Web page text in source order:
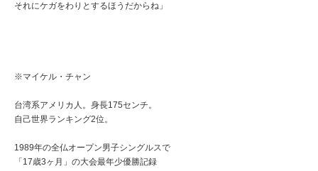
それにケガをわりとするほうだからね」
※マイケル・チャン
台湾系アメリカ人。身長175センチ。
自己世界ランキング2位。
1989年の全仏オープン男子シングルスで
「17歳3ヶ月」の大会最年少優勝記録